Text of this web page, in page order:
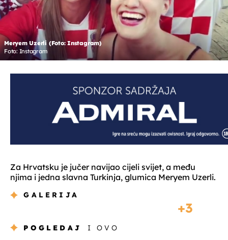
Meryem Uzerli (Foto: Instagram)
Foto: Instagram
Za Hrvatsku je jučer navijao cijeli svijet, a među
njima i jedna slavna Turkinja, glumica Meryem Uzerli.
GALERIJA
3
POGLEDAJ I OVO